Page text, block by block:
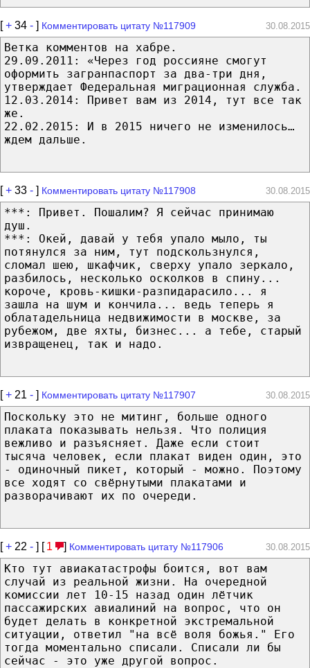
[+ 34 - ] Комментировать цитату №117909 30.08.2015
Ветка комментов на хабре.
29.09.2011: «Через год россияне смогут
оформить загранпаспорт за два-три дня,
утверждает Федеральная миграционная служба.
12.03.2014: Привет вам из 2014, тут все так
же.
22.02.2015: И в 2015 ничего не изменилось…
ждем дальше.
[+ 33 - ] Комментировать цитату №117908 30.08.2015
***: Привет. Пошалим? Я сейчас принимаю
душ.
***: Окей, давай у тебя упало мыло, ты
потянулся за ним, тут подскользнулся,
сломал шею, шкафчик, сверху упало зеркало,
разбилось, несколько осколков в спину...
короче, кровь-кишки-разпидарасило... я
зашла на шум и кончила... ведь теперь я
облатадельница недвижимости в москве, за
рубежом, две яхты, бизнес... а тебе, старый
извращенец, так и надо.
[+ 21 - ] Комментировать цитату №117907 30.08.2015
Поскольку это не митинг, больше одного
плаката показывать нельзя. Что полиция
вежливо и разъясняет. Даже если стоит
тысяча человек, если плакат виден один, это
- одиночный пикет, который - можно. Поэтому
все ходят со свёрнутыми плакатами и
разворачивают их по очереди.
[+ 22 - ] [ 1 ] Комментировать цитату №117906 30.08.2015
Кто тут авиакатастрофы боится, вот вам
случай из реальной жизни. На очередной
комиссии лет 10-15 назад один лётчик
пассажирских авиалиний на вопрос, что он
будет делать в конкретной экстремальной
ситуации, ответил "на всё воля божья." Его
тогда моментально списали. Списали ли бы
сейчас - это уже другой вопрос.